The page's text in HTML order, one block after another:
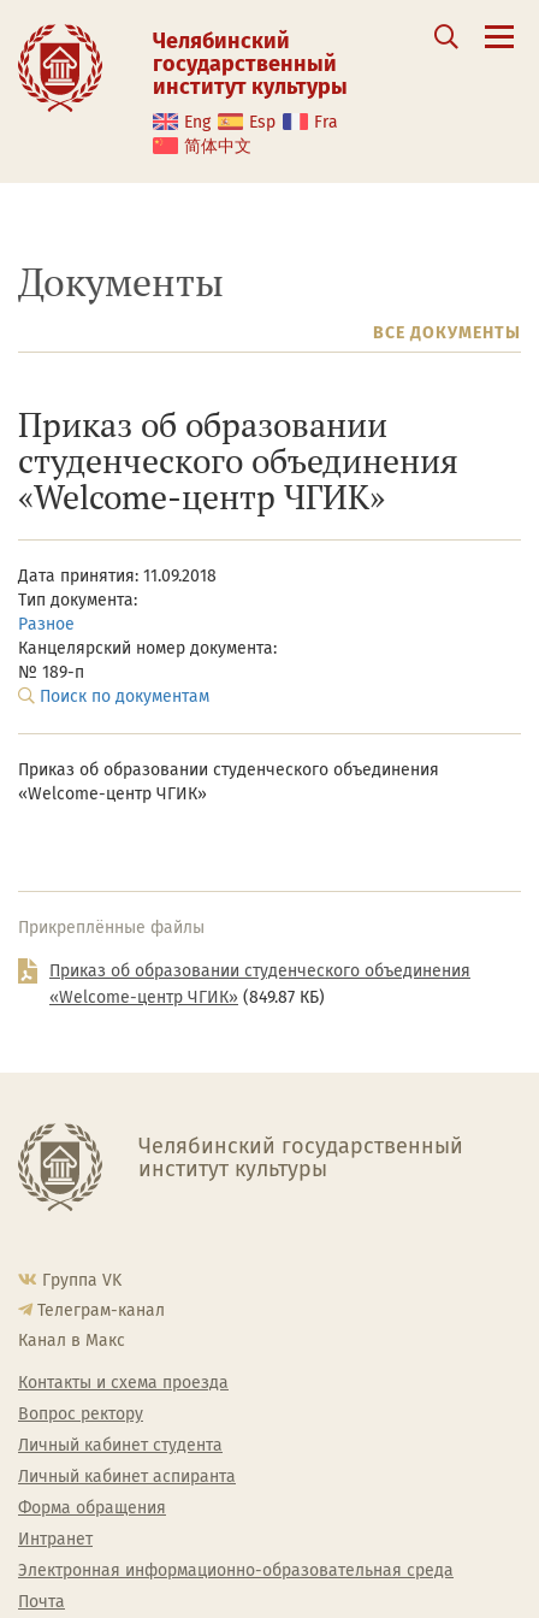
Челябинский
государственный
институт культуры
Eng Esp
Fra
简体中文
Документы
ВСЕ ДОКУМЕНТЫ
Приказ об образовании
студенческого объединения
«Welcome-центр ЧГИК»
Дата принятия: 11.09.2018
Тип документа:
Разное
Канцелярский номер документа:
№ 189-п
Поиск по документам
Приказ об образовании студенческого объединения
«Welcome-центр ЧГИК»
Прикреплённые файлы
Приказ об образовании студенческого объединения
«Welcome-центр ЧГИК» (849.87 КБ)
Челябинский государственный
институт культуры
Группа VK
Телеграм-канал
Канал в Макс
Контакты и схема проезда
Вопрос ректору
Личный кабинет студента
Личный кабинет аспиранта
Форма обращения
Интранет
Электронная информационно-образовательная среда
Почта